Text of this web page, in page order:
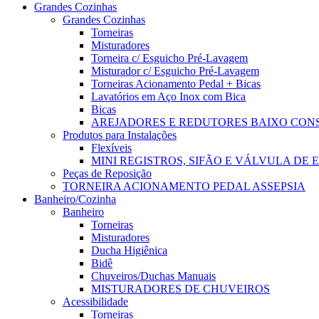
Grandes Cozinhas
Grandes Cozinhas
Torneiras
Misturadores
Torneira c/ Esguicho Pré-Lavagem
Misturador c/ Esguicho Pré-Lavagem
Torneiras Acionamento Pedal + Bicas
Lavatórios em Aço Inox com Bica
Bicas
AREJADORES E REDUTORES BAIXO
Produtos para Instalações
Flexíveis
MINI REGISTROS, SIFÃO E VÁLVULA DE
Peças de Reposição
TORNEIRA ACIONAMENTO PEDAL ASSEPSIA
Banheiro/Cozinha
Banheiro
Torneiras
Misturadores
Ducha Higiênica
Bidê
Chuveiros/Duchas Manuais
MISTURADORES DE CHUVEIROS
Acessibilidade
Torneiras